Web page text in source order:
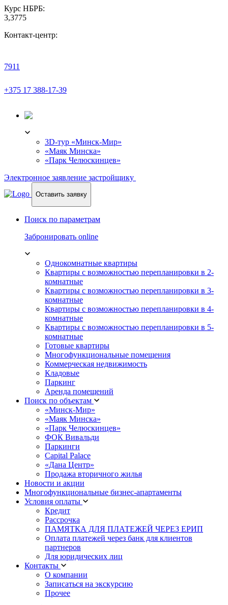
Курс НБРБ:
3,3775
Контакт-центр:
7911
+375 17 388-17-39
3D-тур «Минск-Мир»
«Маяк Минска»
«Парк Челюскинцев»
Электронное заявление застройщику
Оставить заявку
Поиск по параметрам
Забронировать online
Однокомнатные квартиры
Квартиры с возможностью перепланировки в 2-
комнатные
Квартиры с возможностью перепланировки в 3-
комнатные
Квартиры с возможностью перепланировки в 4-
комнатные
Квартиры с возможностью перепланировки в 5-
комнатные
Готовые квартиры
Многофункциональные помещения
Коммерческая недвижимость
Кладовые
Паркинг
Аренда помещений
Поиск по объектам
«Минск-Мир»
«Маяк Минска»
«Парк Челюскинцев»
ФОК Вивальди
Паркинги
Capital Palace
«Дана Центр»
Продажа вторичного жилья
Новости и акции
Многофункциональные бизнес-апартаменты
Условия оплаты
Кредит
Рассрочка
ПАМЯТКА ДЛЯ ПЛАТЕЖЕЙ ЧЕРЕЗ ЕРИП
Оплата платежей через банк для клиентов
партнеров
Для юридических лиц
Контакты
О компании
Записаться на экскурсию
Прочее